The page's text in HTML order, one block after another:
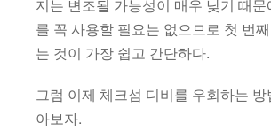
지는 변조될 가능성이 매우 낮기 때
를 꼭 사용할 필요는 없으므로 첫 번
는 것이 가장 쉽고 간단하다.
그럼 이제 체크섬 디비를 우회하는
아보자.